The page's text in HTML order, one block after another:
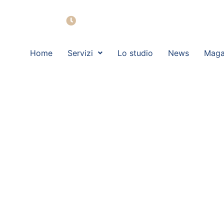
Home Servizi Lo studio News